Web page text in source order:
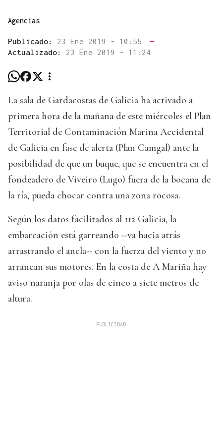
Agencias
Publicado: 23 Ene 2019 - 10:55
—
Actualizado: 23 Ene 2019 - 11:24
La sala de Gardacostas de Galicia ha activado a
primera hora de la mañana de este miércoles el Plan
Territorial de Contaminación Marina Accidental
de Galicia en fase de alerta (Plan Camgal) ante la
posibilidad de que un buque, que se encuentra en el
fondeadero de Viveiro (Lugo) fuera de la bocana de
la ría, pueda chocar contra una zona rocosa.
Según los datos facilitados al 112 Galicia, la
embarcación está garreando --va hacia atrás
arrastrando el ancla-- con la fuerza del viento y no
arrancan sus motores. En la costa de A Mariña hay
aviso naranja por olas de cinco a siete metros de
altura.